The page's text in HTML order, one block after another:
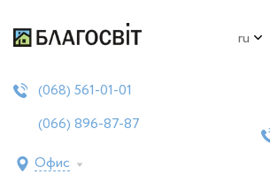
ru
(068) 561-01-01
(066) 896-87-87
Офис